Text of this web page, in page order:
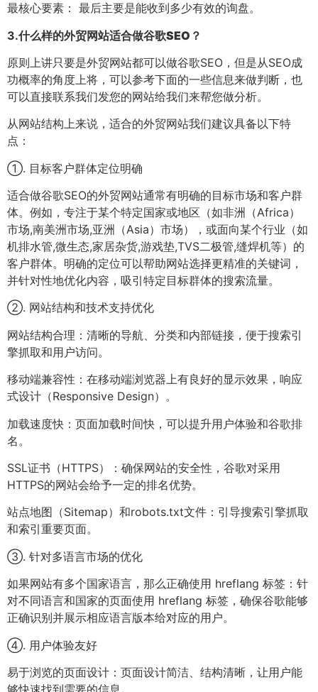
最核心要素： 最后主要是能收到多少有效的询盘。
3.什么样的外贸网站适合做谷歌SEO？
原则上讲只要是外贸网站都可以做谷歌SEO，但是从SEO成
功概率的角度上将，可以参考下面的一些信息来做判断，也
可以直接联系我们发您的网站给我们来帮您做分析。
从网站结构上来说，适合的外贸网站我们建议具备以下特
点：
①. 目标客户群体定位明确
适合做谷歌SEO的外贸网站通常有明确的目标市场和客户群
体。例如，专注于某个特定国家或地区（如非洲（Africa）
市场,南美洲市场,亚洲（Asia）市场），或面向某个行业（如
机排水管,微生态,家居杂货,游戏垫,TVS二极管,缝焊机等）的
客户群体。明确的定位可以帮助网站选择更精准的关键词，
并针对性地优化内容，吸引特定目标群体的搜索流量。
②. 网站结构和技术支持优化
网站结构合理：清晰的导航、分类和内部链接，便于搜索引
擎抓取和用户访问。
移动端兼容性：在移动端浏览器上有良好的显示效果，响应
式设计（Responsive Design）。
加载速度快：页面加载时间快，可以提升用户体验和谷歌排
名。
SSL证书（HTTPS）：确保网站的安全性，谷歌对采用
HTTPS的网站会给予一定的排名优势。
站点地图（Sitemap）和robots.txt文件：引导搜索引擎抓取
和索引重要页面。
③. 针对多语言市场的优化
如果网站有多个国家语言，那么正确使用 hreflang 标签：针
对不同语言和国家的页面使用 hreflang 标签，确保谷歌能够
正确识别并展示相应语言版本给对应的用户。
④. 用户体验友好
易于浏览的页面设计：页面设计简洁、结构清晰，让用户能
够快速找到需要的信息。